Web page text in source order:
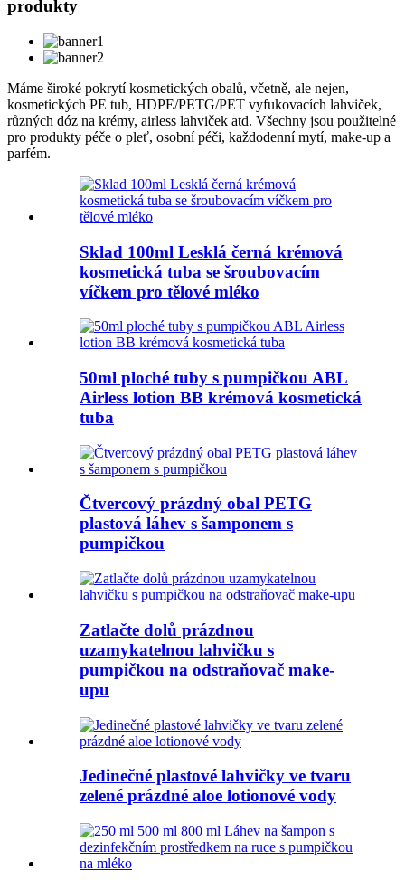
produkty
Máme široké pokrytí kosmetických obalů, včetně, ale nejen,
kosmetických PE tub, HDPE/PETG/PET vyfukovacích lahviček,
různých dóz na krémy, airless lahviček atd. Všechny jsou použitelné
pro produkty péče o pleť, osobní péči, každodenní mytí, make-up a
parfém.
Sklad 100ml Lesklá černá krémová
kosmetická tuba se šroubovacím
víčkem pro tělové mléko
50ml ploché tuby s pumpičkou ABL
Airless lotion BB krémová kosmetická
tuba
Čtvercový prázdný obal PETG
plastová láhev s šamponem s
pumpičkou
Zatlačte dolů prázdnou
uzamykatelnou lahvičku s
pumpičkou na odstraňovač make-
upu
Jedinečné plastové lahvičky ve tvaru
zelené prázdné aloe lotionové vody